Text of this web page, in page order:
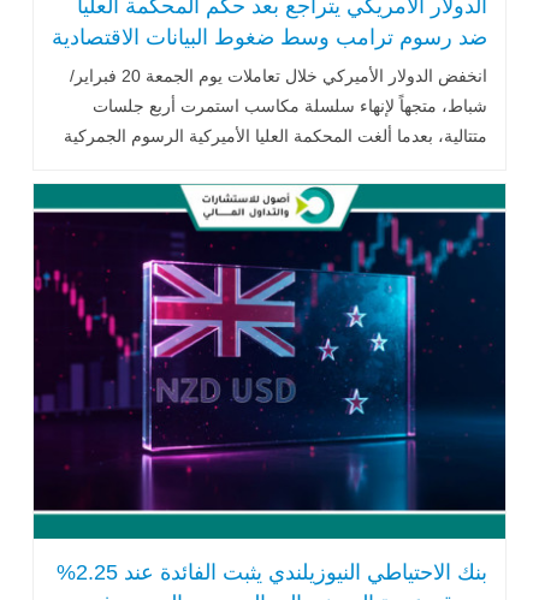
الدولار الأمريكي يتراجع بعد حكم المحكمة العليا
ضد رسوم ترامب وسط ضغوط البيانات الاقتصادية
انخفض الدولار الأميركي خلال تعاملات يوم الجمعة 20 فبراير/
شباط، متجهاً لإنهاء سلسلة مكاسب استمرت أربع جلسات
متتالية، بعدما ألغت المحكمة العليا الأميركية الرسوم الجمركية
بنك الاحتياطي النيوزيلندي يثبت الفائدة عند 2.25%